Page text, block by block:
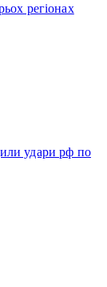
регіонах
удари рф по